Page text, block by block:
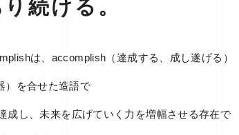
続ける。
は、accomplish（達成する、成し遂げる）
）を合せた造語で
成し、未来を広げていく力を増幅させる存在で